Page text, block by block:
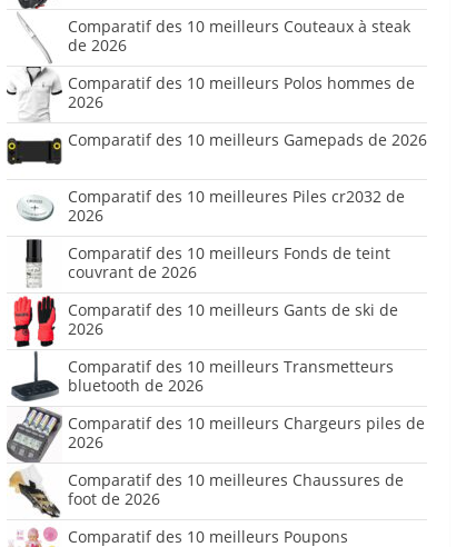
Comparatif des 10 meilleurs Couteaux à steak
de 2026
Comparatif des 10 meilleurs Polos hommes de
2026
Comparatif des 10 meilleurs Gamepads de 2026
Comparatif des 10 meilleures Piles cr2032 de
2026
Comparatif des 10 meilleurs Fonds de teint
couvrant de 2026
Comparatif des 10 meilleurs Gants de ski de
2026
Comparatif des 10 meilleurs Transmetteurs
bluetooth de 2026
Comparatif des 10 meilleurs Chargeurs piles de
2026
Comparatif des 10 meilleures Chaussures de
foot de 2026
Comparatif des 10 meilleurs Poupons